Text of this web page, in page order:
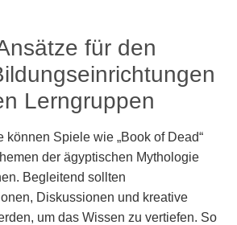
für den
Lerngruppen
können Spiele wie „Book of Dead“
der ägyptischen Mythologie
Begleitend sollten
Diskussionen und kreative
um das Wissen zu vertiefen. So